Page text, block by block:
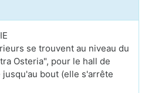
se trouvent au niveau du
Osteria", pour le hall de
bout (elle s'arrête